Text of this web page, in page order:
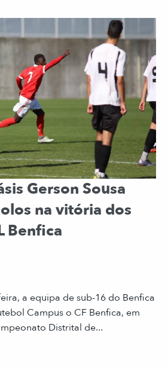
Gerson Sousa
na vitória dos
Benfica
a equipa de sub-16 do Benfica
Campus o CF Benfica, em
Distrital de...